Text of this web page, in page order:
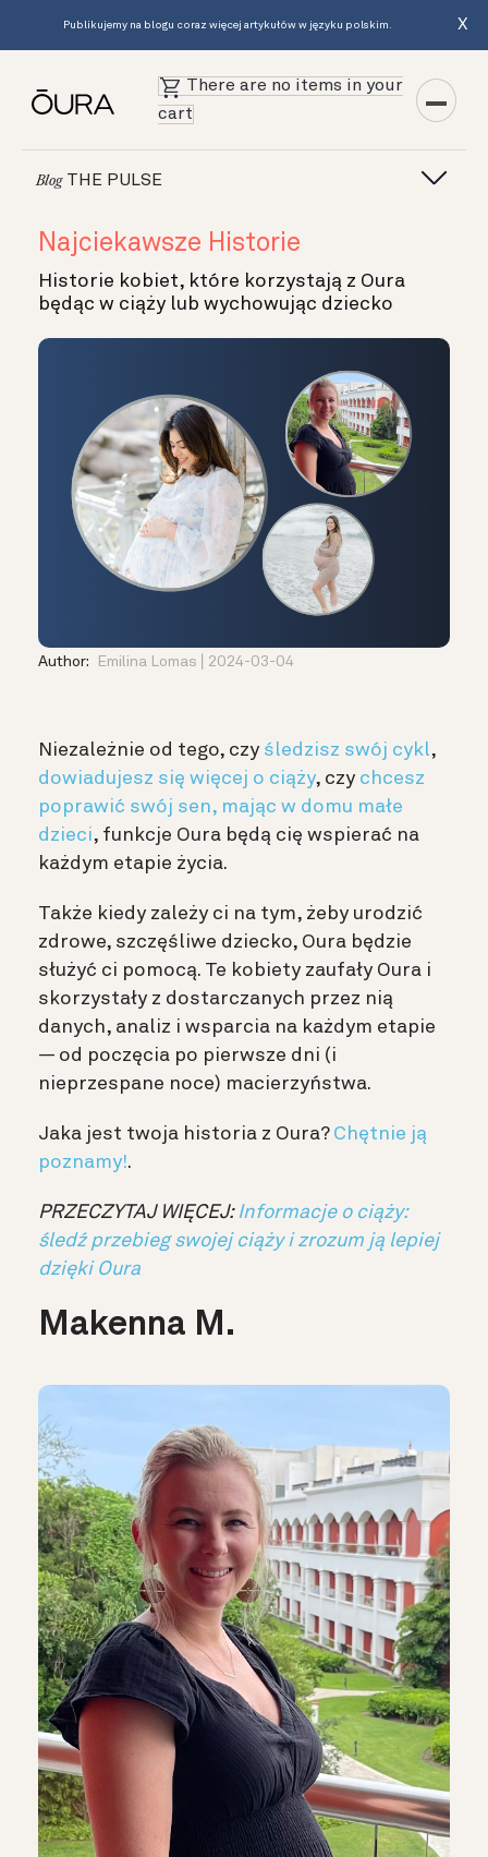
Publikujemy na blogu coraz więcej artykułów w języku polskim. X
There are no items in your
cart
BlogTHE PULSE
Najciekawsze Historie
Historie kobiet, które korzystają z Oura
będąc w ciąży lub wychowując dziecko
Author: Emilina Lomas 2024-03-04
Niezależnie od tego, czy śledzisz swój cykl,
dowiadujesz się więcej o ciąży, czy chcesz
poprawić swój sen, mając w domu małe
dzieci, funkcje Oura będą cię wspierać na
każdym etapie życia.
Także kiedy zależy ci na tym, żeby urodzić
zdrowe, szczęśliwe dziecko, Oura będzie
służyć ci pomocą. Te kobiety zaufały Oura i
skorzystały z dostarczanych przez nią
danych, analiz i wsparcia na każdym etapie
— od poczęcia po pierwsze dni (i
nieprzespane noce) macierzyństwa.
Jaka jest twoja historia z Oura? Chętnie ją
poznamy!.
PRZECZYTAJ WIĘCEJ: Informacje o ciąży:
śledź przebieg swojej ciąży i zrozum ją lepiej
dzięki Oura
Makenna M.